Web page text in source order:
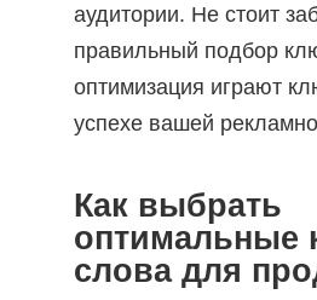
аудитории. Не стоит
правильный подбор
оптимизация играют
успехе вашей
Как выбрать
оптимальные
слова для